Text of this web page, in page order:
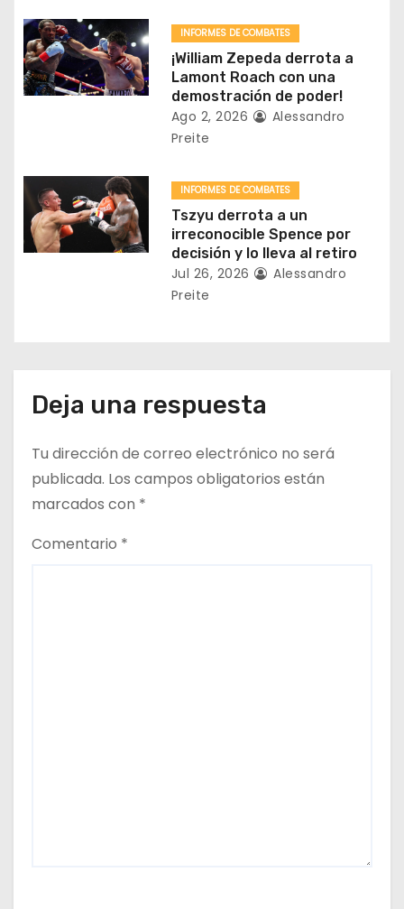
n
t
r
d
a
s
INFORMES DE COMBATES
¡William Zepeda derrota a
Lamont Roach con una
demostración de poder!
Ago 2, 2026
Alessandro
Preite
INFORMES DE COMBATES
Tszyu derrota a un
irreconocible Spence por
decisión y lo lleva al retiro
Jul 26, 2026
Alessandro
Preite
Deja una respuesta
Tu dirección de correo electrónico no será
publicada. Los campos obligatorios están
marcados con *
Comentario *